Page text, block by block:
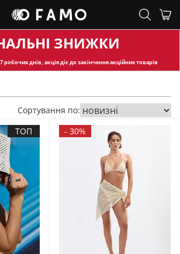
ЗНИЖКИ
робочих днів, акція діє до закінчення акційних товарів
Сортування по:
ТОП
- 30%